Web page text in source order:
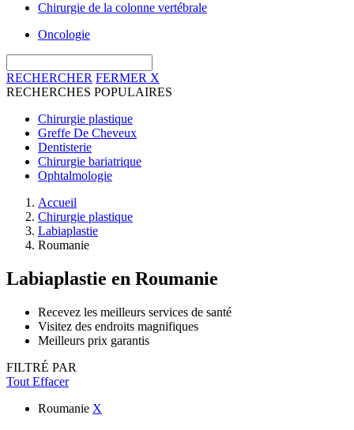
Chirurgie de la colonne vertébrale
Oncologie
RECHERCHER FERMER X
RECHERCHES POPULAIRES
Chirurgie plastique
Greffe De Cheveux
Dentisterie
Chirurgie bariatrique
Ophtalmologie
Accueil
Chirurgie plastique
Labiaplastie
Roumanie
Labiaplastie en Roumanie
Recevez les meilleurs services de santé
Visitez des endroits magnifiques
Meilleurs prix garantis
FILTRÉ PAR
Tout Effacer
Roumanie X